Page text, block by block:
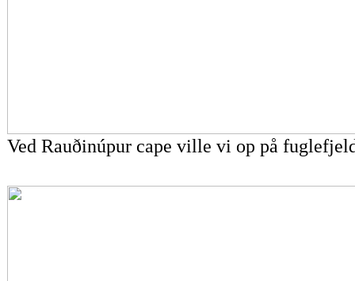
Ved Rauðinúpur cape ville vi op på